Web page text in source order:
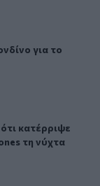
για το
για το
drones
κατέρριψε
κατέρριψε
τη νύχτα